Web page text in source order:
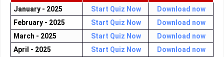
January - 2025
Start Quiz Now
Download now
February - 2025
Start Quiz Now
Download now
March - 2025
Start Quiz Now
Download now
April - 2025
Start Quiz Now
Download now